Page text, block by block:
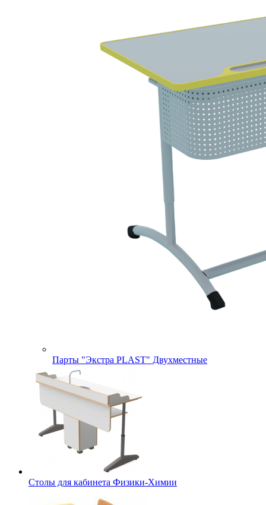
Парты "Экстра PLAST" Двухместные
Столы для кабинета Физики-Химии